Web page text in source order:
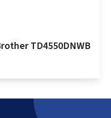
TD4550DNWB